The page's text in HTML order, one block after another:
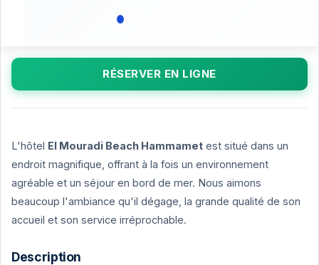
RÉSERVER EN LIGNE
L'hôtel El Mouradi Beach Hammamet est situé dans un
endroit magnifique, offrant à la fois un environnement
agréable et un séjour en bord de mer. Nous aimons
beaucoup l'ambiance qu'il dégage, la grande qualité de son
accueil et son service irréprochable.
Description